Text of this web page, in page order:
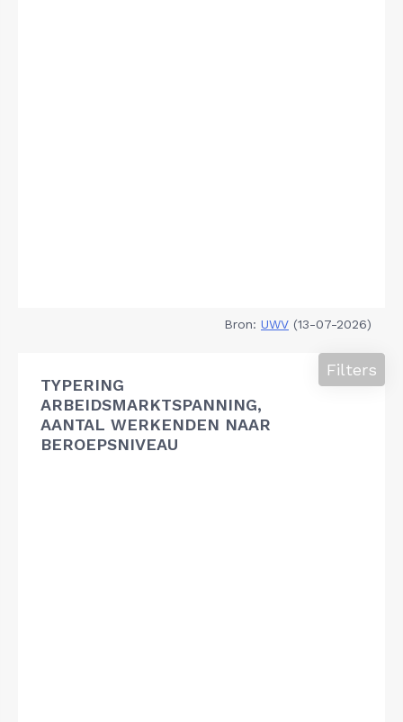
Bron: UWV (13-07-2026)
TYPERING
ARBEIDSMARKTSPANNING,
AANTAL WERKENDEN NAAR
BEROEPSNIVEAU
Filters